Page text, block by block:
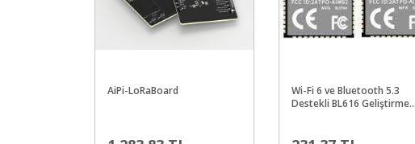
AiPi-LoRaBoard
Wi-Fi 6 ve Bluetooth 5.3
Destekli BL616 Geliştirme